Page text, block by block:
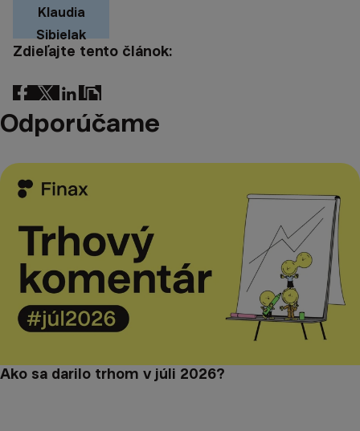
Klaudia
Sibielak
Zdieľajte tento článok:
Odporúčame
Ako sa darilo trhom v júli 2026?